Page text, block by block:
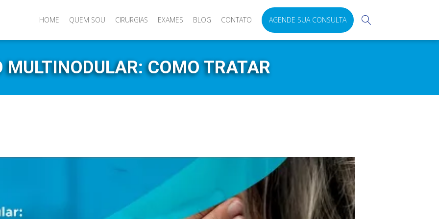
HOME QUEM SOU CIRURGIAS EXAMES BLOG CONTATO AGENDE SUA CONSULTA
MULTINODULAR: COMO TRATAR